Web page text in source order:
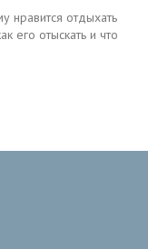
нравится отдыхать
его отыскать и что